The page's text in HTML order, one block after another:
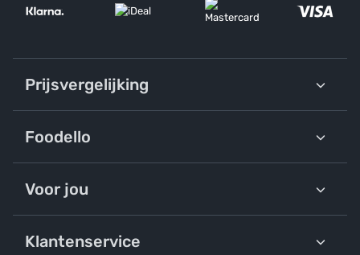
Prijsvergelijking
Foodello
Voor jou
Klantenservice